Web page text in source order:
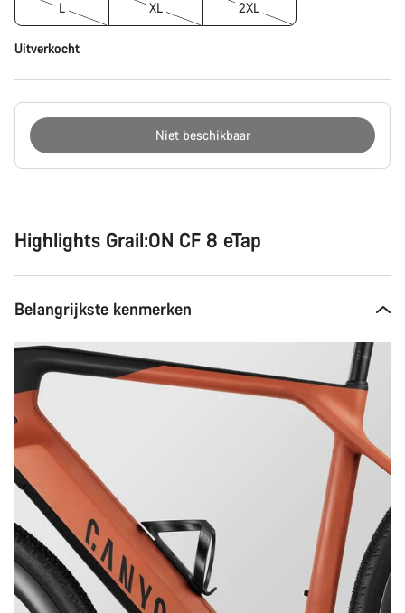
L XL 2XL
Uitverkocht
Niet beschikbaar
kopen
Highlights Grail:ON CF 8 eTap
Belangrijkste kenmerken